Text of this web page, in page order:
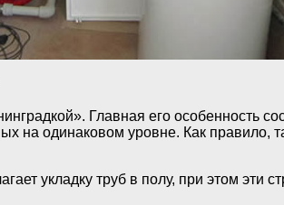
Главная его особенность
на одинаковом уровне. Как правило,
укладку труб в полу, при этом эти